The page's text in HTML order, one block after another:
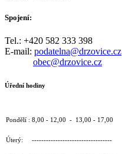
Spojení:
Tel.: +420 582 333 398
E-mail: podatelna@drzovice.cz
obec@drzovice.cz
Úřední hodiny
Pondělí : 8,00 - 12,00 - 13,00 - 17,00
Úterý: ----------------------------------